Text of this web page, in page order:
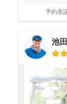
予約承
池